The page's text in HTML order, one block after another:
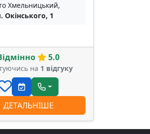
Хмельницький,
Окінського, 1
5.0
на 1 відгуку
ДЕТАЛЬНІШЕ